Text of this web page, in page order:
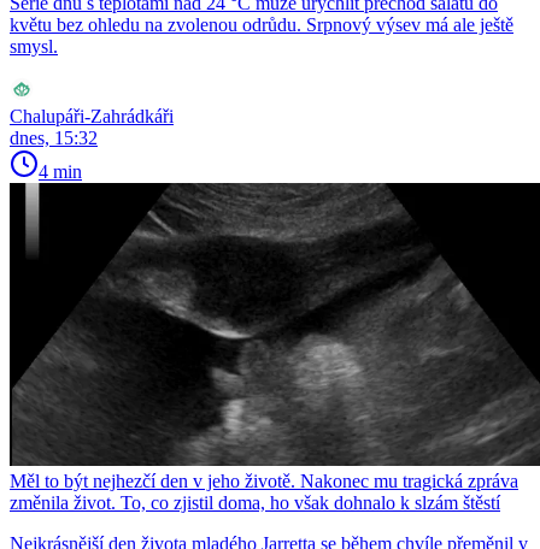
květu bez ohledu na zvolenou odrůdu. Srpnový výsev má ale ještě
smysl.
Chalupáři-Zahrádkáři
dnes, 15:32
4 min
Měl to být nejhezčí den v jeho životě. Nakonec mu tragická zpráva
změnila život. To, co zjistil doma, ho však dohnalo k slzám štěstí
Nejkrásnější den života mladého Jarretta se během chvíle přeměnil v